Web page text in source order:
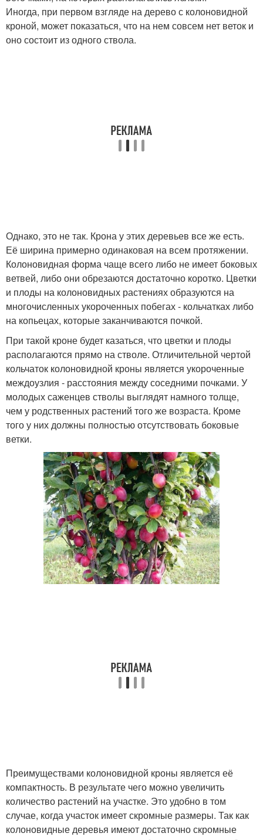
Иногда, при первом взгляде на дерево с колоновидной
кроной, может показаться, что на нем совсем нет веток и
оно состоит из одного ствола.
Однако, это не так. Крона у этих деревьев все же есть.
Её ширина примерно одинаковая на всем протяжении.
Колоновидная форма чаще всего либо не имеет боковых
ветвей, либо они обрезаются достаточно коротко. Цветки
и плоды на колоновидных растениях образуются на
многочисленных укороченных побегах - кольчатках либо
на копьецах, которые заканчиваются почкой.
При такой кроне будет казаться, что цветки и плоды
располагаются прямо на стволе. Отличительной чертой
кольчаток колоновидной кроны является укороченные
междоузлия - расстояния между соседними почками. У
молодых саженцев стволы выглядят намного толще,
чем у родственных растений того же возраста. Кроме
того у них должны полностью отсутствовать боковые
ветки.
Преимуществами колоновидной кроны является её
компактность. В результате чего можно увеличить
количество растений на участке. Это удобно в том
случае, когда участок имеет скромные размеры. Так как
колоновидные деревья имеют достаточно скромные